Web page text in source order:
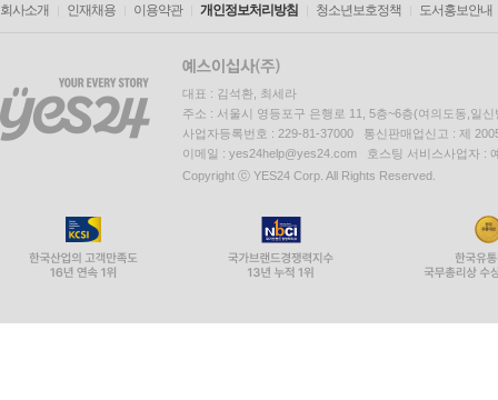
회사소개 인재채용 이용약관 개인정보처리방침 청소년보호정책 도서홍보안내
대표 : 김석환, 최세라
주소 : 서울시 영등포구 은행로 11, 5층~6층(여의도동,일신
사업자등록번호 : 229-81-37000 통신판매업신고 : 제
이메일 : yes24help@yes24.com 호스팅 서비스사업자 :
Copyright ⓒ YES24 Corp. All Rights Reserved.